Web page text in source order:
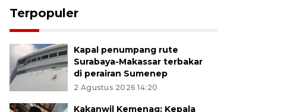
Terpopuler
Kapal penumpang rute
Surabaya-Makassar terbakar
di perairan Sumenep
2 Agustus 2026 14:20
Kakanwil Kemenag: Kepala